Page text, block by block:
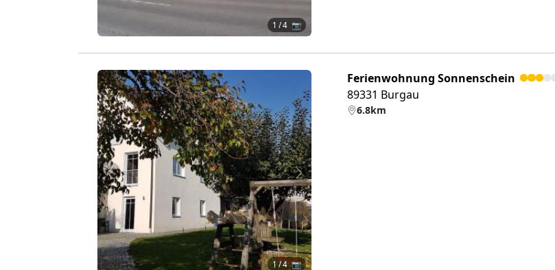
1 / 4 📷
Zurück Weiter
1/ 4 📷
Ferienwohnung Sonnenschein
89331 Burgau
6.8km